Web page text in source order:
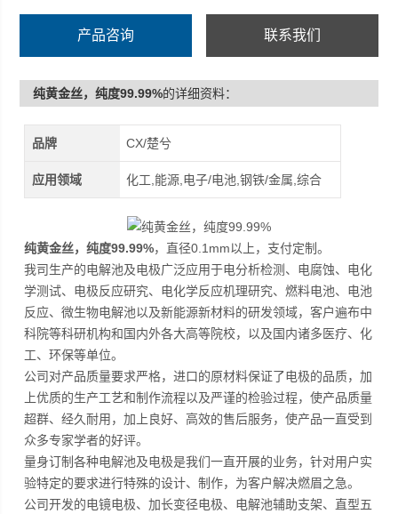
产品咨询 联系我们
纯黄金丝，纯度99.99%的详细资料：
品牌 CX/楚兮
应用领域 化工,能源,电子/电池,钢铁/金属,综合
纯黄金丝，纯度99.99%，直径0.1mm以上，支付定制。
我司生产的电解池及电极广泛应用于电分析检测、电腐蚀、电化
学测试、电极反应研究、电化学反应机理研究、燃料电池、电池
反应、微生物电解池以及新能源新材料的研发领域，客户遍布中
科院等科研机构和国内外各大高等院校，以及国内诸多医疗、化
工、环保等单位。
公司对产品质量要求严格，进口的原材料保证了电极的品质，加
上优质的生产工艺和制作流程以及严谨的检验过程，使产品质量
超群、经久耐用，加上良好、高效的售后服务，使产品一直受到
众多专家学者的好评。
量身订制各种电解池及电极是我们一直开展的业务，针对用户实
验特定的要求进行特殊的设计、制作，为客户解决燃眉之急。
公司开发的电镜电极、加长变径电极、电解池辅助支架、直型五